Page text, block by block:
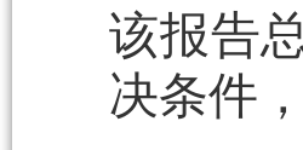
该报告
决条件